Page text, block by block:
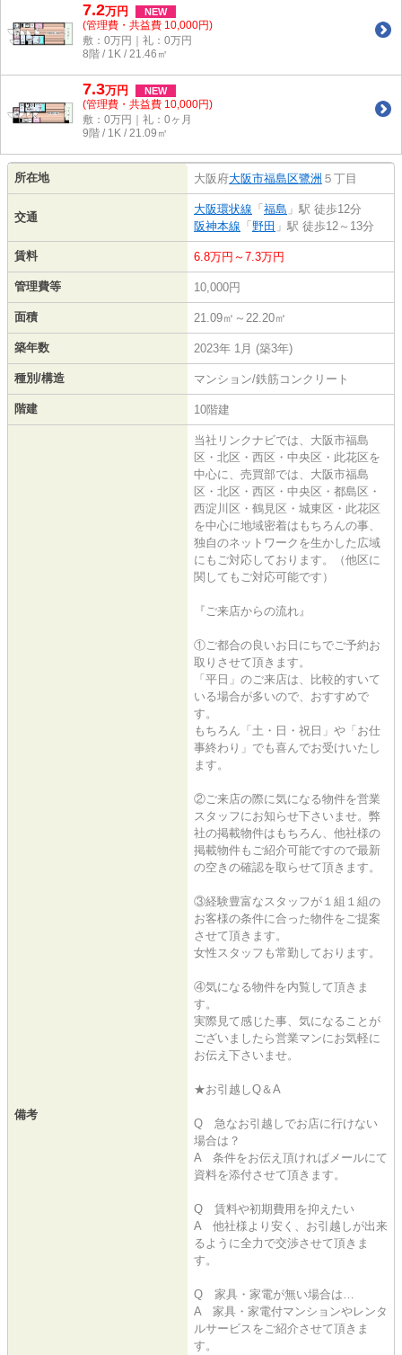
7.2万円 NEW
(管理費・共益費 10,000円)
敷：0万円｜礼：0万円
8階 / 1K / 21.46㎡
7.3万円 NEW
(管理費・共益費 10,000円)
敷：0万円｜礼：0ヶ月
9階 / 1K / 21.09㎡
所在地 大阪府大阪市福島区鷺洲 ５丁目
交通
大阪環状線 「 福島 」駅 徒歩12分
阪神本線 「 野田 」駅 徒歩12～13分
賃料 6.8万円～7.3万円
管理費等 10,000円
面積 21.09㎡～22.20㎡
築年数 2023年 1月 (築3年)
種別/構造 マンション/鉄筋コンクリート
階建 10階建
備考
当社リンクナビでは、大阪市福島
区・北区・西区・中央区・此花区を
中心に、売買部では、大阪市福島
区・北区・西区・中央区・都島区・
西淀川区・鶴見区・城東区・此花区
を中心に地域密着はもちろんの事、
独自のネットワークを生かした広域
にもご対応しております。（他区に
関してもご対応可能です）
『ご来店からの流れ』
①ご都合の良いお日にちでご予約お
取りさせて頂きます。
「平日」のご来店は、比較的すいて
いる場合が多いので、おすすめで
す。
もちろん「土・日・祝日」や「お仕
事終わり」でも喜んでお受けいたし
ます。
②ご来店の際に気になる物件を営業
スタッフにお知らせ下さいませ。弊
社の掲載物件はもちろん、他社様の
掲載物件もご紹介可能ですので最新
の空きの確認を取らせて頂きます。
③経験豊富なスタッフが１組１組の
お客様の条件に合った物件をご提案
させて頂きます。
女性スタッフも常勤しております。
④気になる物件を内覧して頂きま
す。
実際見て感じた事、気になることが
ございましたら営業マンにお気軽に
お伝え下さいませ。
★お引越しQ＆A
Q 急なお引越しでお店に行けない
場合は？
A 条件をお伝え頂ければメールにて
資料を添付させて頂きます。
Q 賃料や初期費用を抑えたい
A 他社様より安く、お引越しが出来
るように全力で交渉させて頂きま
す。
Q 家具・家電が無い場合は…
A 家具・家電付マンションやレンタ
ルサービスをご紹介させて頂きま
す。